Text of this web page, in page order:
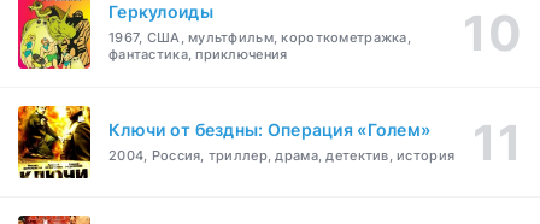
Геркулоиды
1967, США, мультфильм, короткометражка,
фантастика, приключения
Ключи от бездны: Операция «Голем»
2004, Россия, триллер, драма, детектив, история